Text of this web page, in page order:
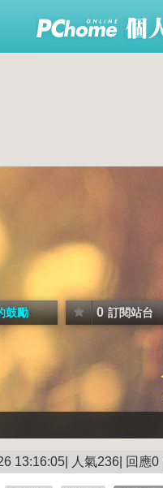
鼓勵 0 訂閱站台
13:16:05| 人氣236| 回應0 |